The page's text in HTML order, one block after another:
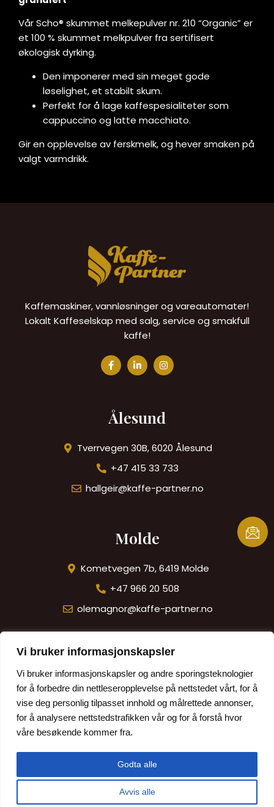
Vi bruker informasjonskapsler
Vi bruker informasjonskapsler og andre sporingsteknologier
for å forbedre din nettleseropplevelse på nettstedet vårt, for å
vise deg personlig tilpasset innhold og målrettede annonser,
for å analysere nettstedstrafikken vår og for å forstå hvor
våre besøkende kommer fra.
Godta alle
Avvis alle
Vår Scho® skummet melkepulver nr. 210 “Organic” er
et 100 % skummet melkpulver fra sertifisert
økologisk dyrking.
Den imponerer med sin meget gode
løselighet, et stabilt skum.
Perfekt for å lage kaffespesialiteter som
cappuccino og latte macchiato.
Gir en opplevelse av ferskmelk, og hever smaken på
valgt varmdrikk.
Kaffemaskiner, vannløsninger og vareautomater!
Lokalt Kaffeselskap med salg, service og smakfull
kaffe!
Ålesund
Tverrvegen 30B, 6020 Ålesund
+47 415 33 733
hallgeir@kaffe-partner.no
Molde
Kometvegen 7b, 6419 Molde
+47 966 20 508
olemagnor@kaffe-partner.no
Trondheim
Granåsveien 7, 7069 Trondheim
+47 415 33 733
hallgeir@kaffe-partner.no
© Kaffe-Partner AS – All rights reserved | Nettsiden er
levert avCateno AS